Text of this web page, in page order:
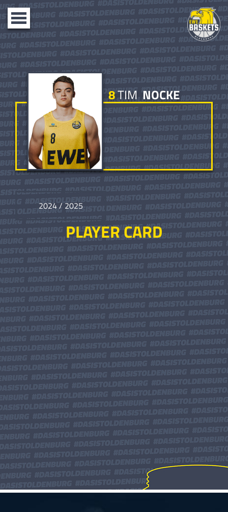
Toggle
navigation
8TIMNOCKE
2024 / 2025
PLAYER CARD